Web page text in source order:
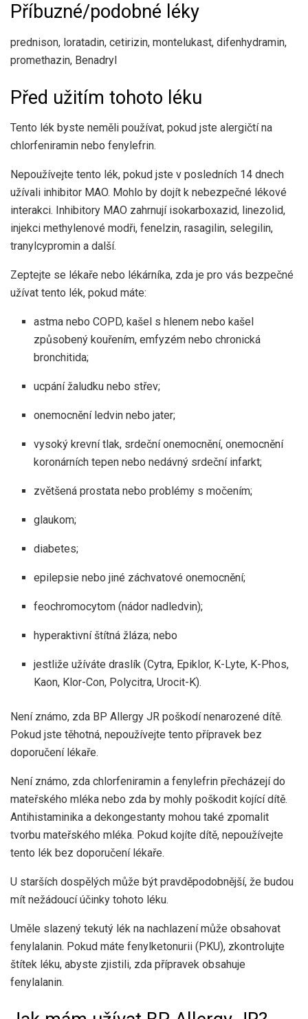
Příbuzné/podobné léky
prednison, loratadin, cetirizin, montelukast, difenhydramin,
promethazin, Benadryl
Před užitím tohoto léku
Tento lék byste neměli používat, pokud jste alergičtí na
chlorfeniramin nebo fenylefrin.
Nepoužívejte tento lék, pokud jste v posledních 14 dnech
užívali inhibitor MAO. Mohlo by dojít k nebezpečné lékové
interakci. Inhibitory MAO zahrnují isokarboxazid, linezolid,
injekci methylenové modři, fenelzin, rasagilin, selegilin,
tranylcypromin a další.
Zeptejte se lékaře nebo lékárníka, zda je pro vás bezpečné
užívat tento lék, pokud máte:
astma nebo COPD, kašel s hlenem nebo kašel
způsobený kouřením, emfyzém nebo chronická
bronchitida;
ucpání žaludku nebo střev;
onemocnění ledvin nebo jater;
vysoký krevní tlak, srdeční onemocnění, onemocnění
koronárních tepen nebo nedávný srdeční infarkt;
zvětšená prostata nebo problémy s močením;
glaukom;
diabetes;
epilepsie nebo jiné záchvatové onemocnění;
feochromocytom (nádor nadledvin);
hyperaktivní štítná žláza; nebo
jestliže užíváte draslík (Cytra, Epiklor, K-Lyte, K-Phos,
Kaon, Klor-Con, Polycitra, Urocit-K).
Není známo, zda BP Allergy JR poškodí nenarozené dítě.
Pokud jste těhotná, nepoužívejte tento přípravek bez
doporučení lékaře.
Není známo, zda chlorfeniramin a fenylefrin přecházejí do
mateřského mléka nebo zda by mohly poškodit kojící dítě.
Antihistaminika a dekongestanty mohou také zpomalit
tvorbu mateřského mléka. Pokud kojíte dítě, nepoužívejte
tento lék bez doporučení lékaře.
U starších dospělých může být pravděpodobnější, že budou
mít nežádoucí účinky tohoto léku.
Uměle slazený tekutý lék na nachlazení může obsahovat
fenylalanin. Pokud máte fenylketonurii (PKU), zkontrolujte
štítek léku, abyste zjistili, zda přípravek obsahuje
fenylalanin.